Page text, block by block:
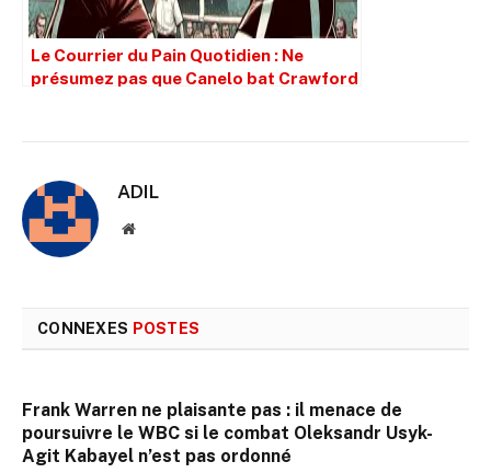
Le Courrier du Pain Quotidien : Ne
présumez pas que Canelo bat Crawford
ADIL
Site
CONNEXES POSTES
Frank Warren ne plaisante pas : il menace de
poursuivre le WBC si le combat Oleksandr Usyk-
Agit Kabayel n’est pas ordonné